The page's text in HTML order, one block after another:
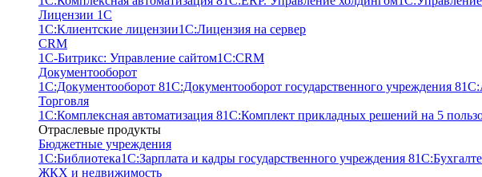
Лицензии 1С
1С:Клиентские лицензии1С:Лицензия на сервер
CRM
1С-Битрикс: Управление сайтом1С:CRM
Документооборот
1С:Документооборот 81С:Документооборот государственного учреждения 8
Торговля
1С:Комплексная автоматизация 81С:Комплект прикладных решений на 5
Отраслевые продукты
Бюджетные учреждения
1С:Библиотека1С:Зарплата и кадры государственного учреждения 8
ЖКХ и недвижимость